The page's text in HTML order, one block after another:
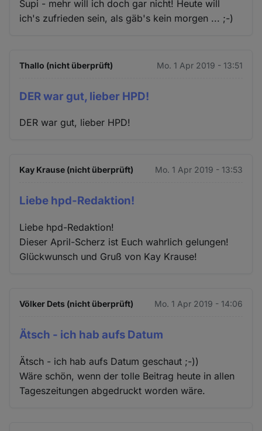
Supi - mehr will ich doch gar nicht! Heute will
ich's zufrieden sein, als gäb's kein morgen ... ;-)
Thallo (nicht überprüft) Mo. 1 Apr 2019 - 13:51
DER war gut, lieber HPD!
DER war gut, lieber HPD!
Kay Krause (nicht überprüft) Mo. 1 Apr 2019 - 13:53
Liebe hpd-Redaktion!
Liebe hpd-Redaktion!
Dieser April-Scherz ist Euch wahrlich gelungen!
Glückwunsch und Gruß von Kay Krause!
Völker Dets (nicht überprüft) Mo. 1 Apr 2019 - 14:06
Ätsch - ich hab aufs Datum
Ätsch - ich hab aufs Datum geschaut ;-))
Wäre schön, wenn der tolle Beitrag heute in allen
Tageszeitungen abgedruckt worden wäre.